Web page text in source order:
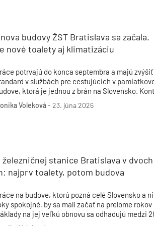
budovy ŽST Bratislava sa začala.
nové toalety aj klimatizáciu
potrvajú do konca septembra a majú
v službách pre cestujúcich v
ktorá je jednou z brán na Slovensko.
mal v utorok minister dopravy Jozef Ráž v
riaditeľa ŽSR Miroslava Garaja.
Voleková-23. júna 2026
železničnej stanice Bratislava v dvoch
najprv toalety, potom budova
na budove, ktorú pozná celé Slovensko a
spokojné, by sa mali začať na prelome rokov
na jej veľkú obnovu sa odhadujú medzi
eur. Pôvodná budova z 19. storočia (1871)